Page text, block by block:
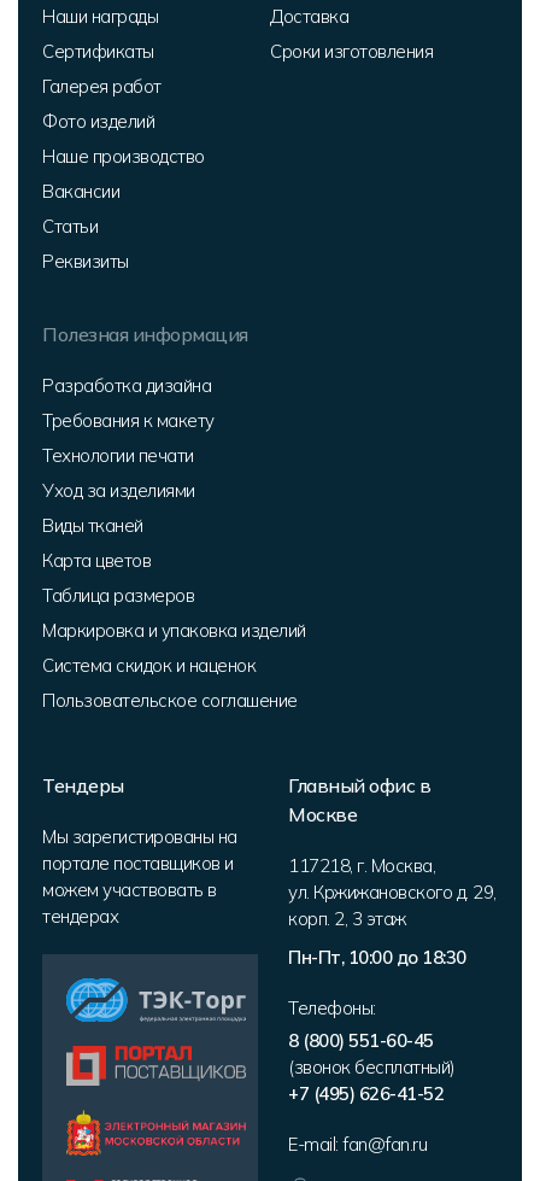
Наши награды
Сертификаты
Галерея работ
Фото изделий
Наше производство
Вакансии
Статьи
Реквизиты
Доставка
Сроки изготовления
Полезная информация
Разработка дизайна
Требования к макету
Технологии печати
Уход за изделиями
Виды тканей
Карта цветов
Таблица размеров
Маркировка и упаковка изделий
Система скидок и наценок
Пользовательское соглашение
Тендеры
Мы зарегистированы на
портале поставщиков и
можем участвовать в
тендерах
Главный офис в
Москве
117218, г. Москва
ул. Кржижановского д. 29,
корп. 2 3 этаж
Пн-Пт, 10:00 до 18:30
Телефоны:
8 (800) 551-60-45
(звонок бесплатный)
+7 (495) 626-41-52
E-mail: fan@fan.ru